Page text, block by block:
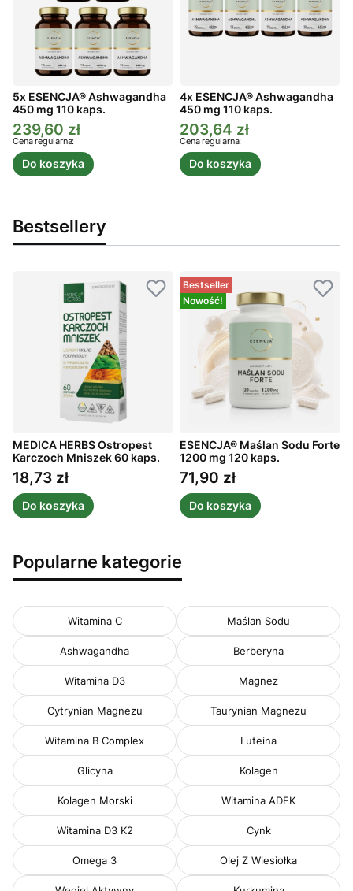
5x ESENCJA® Ashwagandha
450 mg 110 kaps.
Cena promocyjna
239,60 zł
Cena regularna:
Do koszyka
4x ESENCJA® Ashwagandha
450 mg 110 kaps.
Cena promocyjna
203,64 zł
Cena regularna:
Do koszyka
Bestsellery
MEDICA HERBS Ostropest
Karczoch Mniszek 60 kaps.
Cena
18,73 zł
Do koszyka
Bestseller
Nowość!
ESENCJA® Maślan Sodu Forte
1200 mg 120 kaps.
Cena
71,90 zł
Do koszyka
Popularne kategorie
Witamina C Maślan Sodu
Ashwagandha Berberyna
Witamina D3 Magnez
Cytrynian Magnezu Taurynian Magnezu
Witamina B Complex Luteina
Glicyna Kolagen
Kolagen Morski Witamina ADEK
Witamina D3 K2 Cynk
Omega 3 Olej Z Wiesiołka